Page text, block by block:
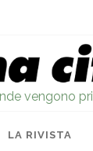
vengono
LA RIVISTA